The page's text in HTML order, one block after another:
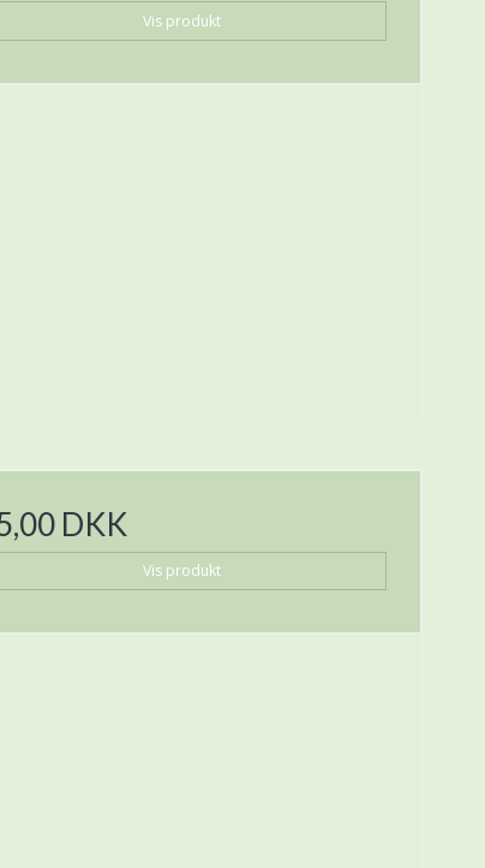
Vis produkt
DKK
Vis produkt